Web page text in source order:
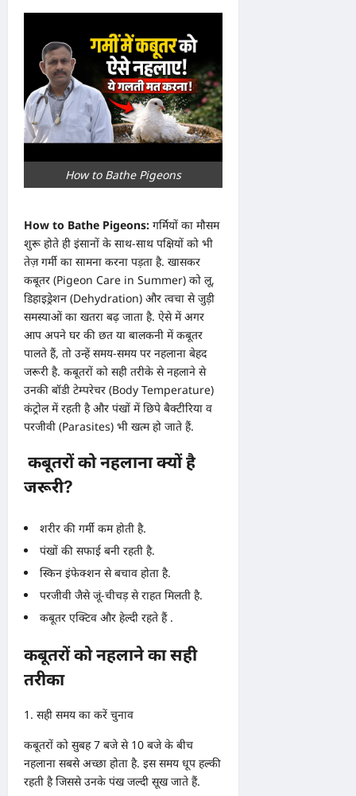
How to Bathe Pigeons
How to Bathe Pigeons: गर्मियों का मौसम
शुरू होते ही इंसानों के साथ-साथ पक्षियों को भी
तेज़ गर्मी का सामना करना पड़ता है. खासकर
कबूतर (Pigeon Care in Summer) को लू,
डिहाइड्रेशन (Dehydration) और त्वचा से जुड़ी
समस्याओं का खतरा बढ़ जाता है. ऐसे में अगर
आप अपने घर की छत या बालकनी में कबूतर
पालते हैं, तो उन्हें समय-समय पर नहलाना बेहद
जरूरी है. कबूतरों को सही तरीके से नहलाने से
उनकी बॉडी टेम्परेचर (Body Temperature)
कंट्रोल में रहती है और पंखों में छिपे बैक्टीरिया व
परजीवी (Parasites) भी खत्म हो जाते हैं.
कबूतरों को नहलाना क्यों है
जरूरी?
शरीर की गर्मी कम होती है.
पंखों की सफाई बनी रहती है.
स्किन इंफेक्शन से बचाव होता है.
परजीवी जैसे जूं-चीचड़ से राहत मिलती है.
कबूतर एक्टिव और हेल्दी रहते हैं .
कबूतरों को नहलाने का सही
तरीका
1. सही समय का करें चुनाव
कबूतरों को सुबह 7 बजे से 10 बजे के बीच
नहलाना सबसे अच्छा होता है. इस समय धूप हल्की
रहती है जिससे उनके पंख जल्दी सूख जाते हैं.